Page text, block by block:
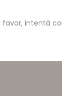
favor, intentá